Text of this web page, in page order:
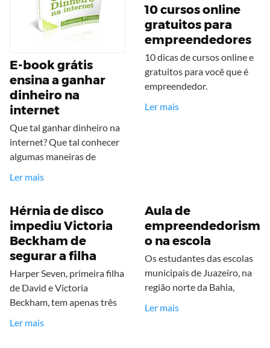
E-book grátis
ensina a ganhar
dinheiro na
internet
Que tal ganhar dinheiro na
internet? Que tal conhecer
algumas maneiras de
Ler mais
10 cursos online
gratuitos para
empreendedores
10 dicas de cursos online e
gratuitos para você que é
empreendedor.
Ler mais
Hérnia de disco
impediu Victoria
Beckham de
segurar a filha
Harper Seven, primeira filha
de David e Victoria
Beckham, tem apenas três
Ler mais
Aula de
empreendedorism
o na escola
Os estudantes das escolas
municipais de Juazeiro, na
região norte da Bahia,
Ler mais